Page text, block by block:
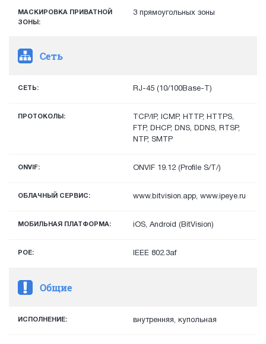
МАСКИРОВКА ПРИВАТНОЙ
ЗОНЫ:
3 прямоугольных зоны
Сеть
СЕТЬ: RJ-45 (10/100Base-T)
ПРОТОКОЛЫ:
TCP/IP, ICMP, HTTP, HTTPS,
FTP, DHCP, DNS, DDNS, RTSP,
NTP, SMTP
ONVIF: ONVIF 19.12 (Profile S/T/)
ОБЛАЧНЫЙ СЕРВИС: www.bitvision.app, www.ipeye.ru
МОБИЛЬНАЯ ПЛАТФОРМА: iOS, Android (BitVision)
POE: IEEE 802.3af
Общие
ИСПОЛНЕНИЕ: внутренняя, купольная